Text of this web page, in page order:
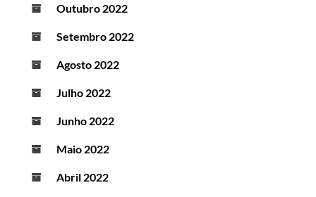
Outubro 2022
Setembro 2022
Agosto 2022
Julho 2022
Junho 2022
Maio 2022
Abril 2022